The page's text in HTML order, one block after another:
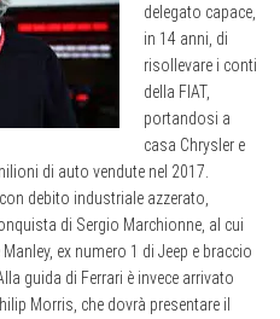
delegato capace,
in 14 anni, di
risollevare i conti
della FIAT,
portandosi a
casa Chrysler e
di auto vendute nel 2017.
debito industriale azzerato,
di Sergio Marchionne, al cui
ex numero 1 di Jeep e braccio
guida di Ferrari è invece arrivato
Morris, che dovrà presentare il